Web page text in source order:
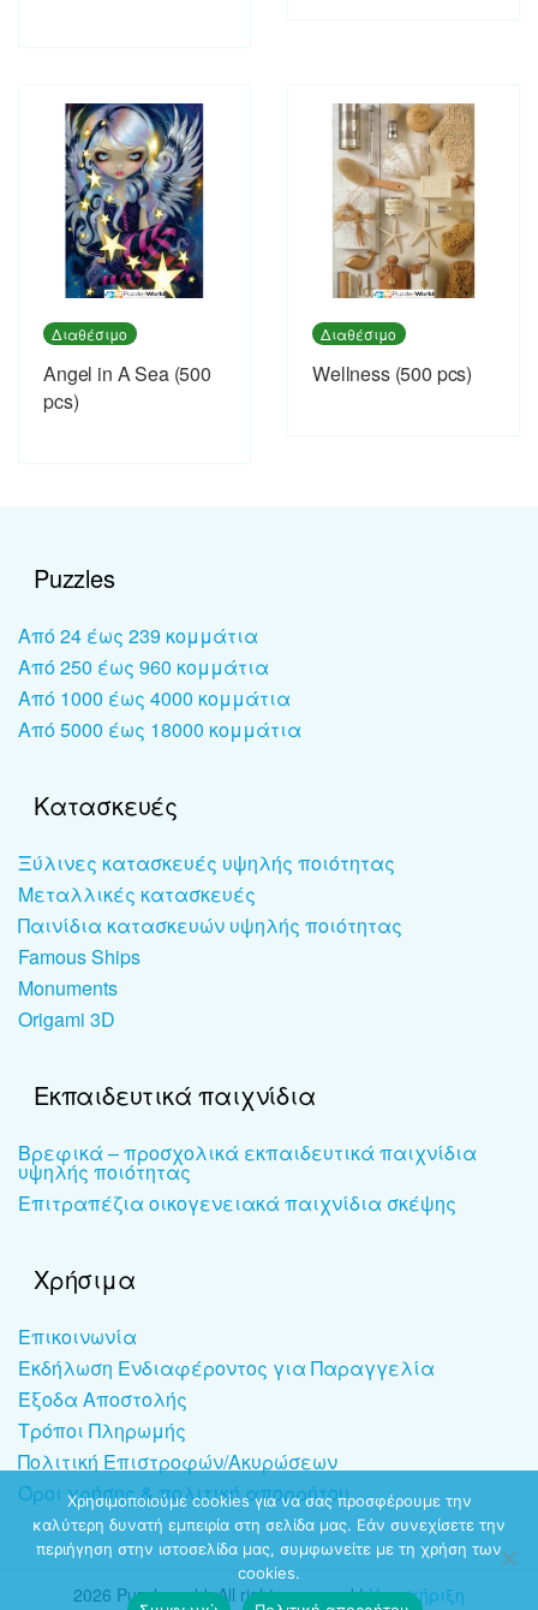
Διαθέσιμο
Angel in A Sea (500
pcs)
Διαθέσιμο
Wellness (500 pcs)
Puzzles
Από 24 έως 239 κομμάτια
Από 250 έως 960 κομμάτια
Από 1000 έως 4000 κομμάτια
Από 5000 έως 18000 κομμάτια
Κατασκευές
Ξύλινες κατασκευές υψηλής ποιότητας
Μεταλλικές κατασκευές
Παινίδια κατασκευών υψηλής ποιότητας
Famous Ships
Monuments
Origami 3D
Εκπαιδευτικά παιχνίδια
Βρεφικά – προσχολικά εκπαιδευτικά παιχνίδια
υψηλής ποιότητας
Επιτραπέζια οικογενειακά παιχνίδια σκέψης
Χρήσιμα
Επικοινωνία
Εκδήλωση Ενδιαφέροντος για Παραγγελία
Έξοδα Αποστολής
Τρόποι Πληρωμής
Πολιτική Επιστροφών/Ακυρώσεων
Όροι χρήσης & πολιτική απορρήτου
2026 Puzzleworld. All rights reserved |Υποστήριξη
Χρησιμοποιούμε cookies για να σας προσφέρουμε την
καλύτερη δυνατή εμπειρία στη σελίδα μας. Εάν συνεχίσετε την
περιήγηση στην ιστοσελίδα μας, συμφωνείτε με τη χρήση των
cookies.